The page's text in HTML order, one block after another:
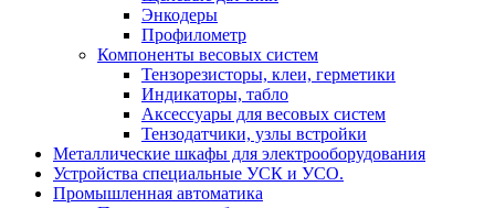
Энкодеры
Профилометр
Компоненты весовых систем
Тензорезисторы, клеи, герметики
Индикаторы, табло
Аксессуары для весовых систем
Тензодатчики, узлы встройки
Металлические шкафы для электрооборудования
Устройства специальные УСК и УСО.
Промышленная автоматика